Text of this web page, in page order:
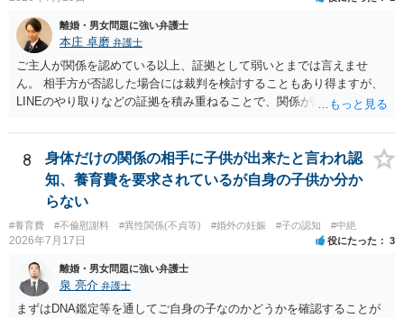
値と夫との関係との均衡のように思います。 ③行政書士に委任をして
いるのであれば，どのような内容の委任なのか不明ですが，その行政
書士との協議になると思います。請求するか，訴訟にするか，その点
の見極めや，相手方は性交類似行為は認めているのか，それさえも否
定しているのかによって，考え方・進め方は変わってくると思いま
あれば，本人（行政書士でも同じだと思います。）への対応ではあま
り変わらないように思います。減額で折り合えるなら本人様の交渉で
もよいように思いますが，ゼロかどうかの観点であれば，訴訟に進む
しかなくなるようにも思います。そうしますと，お近くの弁護士に相
談して進めることを検討した方がよいようにも思います。
離婚・男女問題に強い弁護士
本庄 卓磨 弁護士
ご主人が関係を認めている以上、証拠として弱いとまでは言えませ
ん。 相手方が否認した場合には裁判を検討することもあり得ますが、
LINEのやり取りなどの証拠を積み重ねることで、関係が認定される余
個別の事情によりますので、お早めに弁護士に相談されることをおす
すめします。
8
身体だけの関係の相手に子供が出来たと言われ認
知、養育費を要求されているが自身の子供か分か
らない
#養育費 #不倫慰謝料 #異性関係(不貞等) #婚外の妊娠 #子の認知 #中絶
2026年7月17日 役にたった 3
離婚・男女問題に強い弁護士
泉 亮介 弁護士
まずはDNA鑑定等を通してご自身の子なのかどうかを確認することが